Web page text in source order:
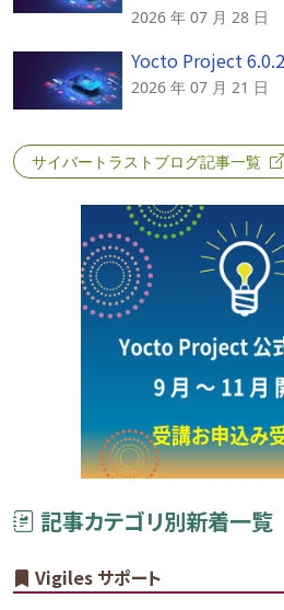
2026 年 07 月 28 日
Yocto Project
2026 年 07 月 21 日
サイバートラストブログ記事一覧
記事カテゴリ別新着一覧
Vigiles サポート